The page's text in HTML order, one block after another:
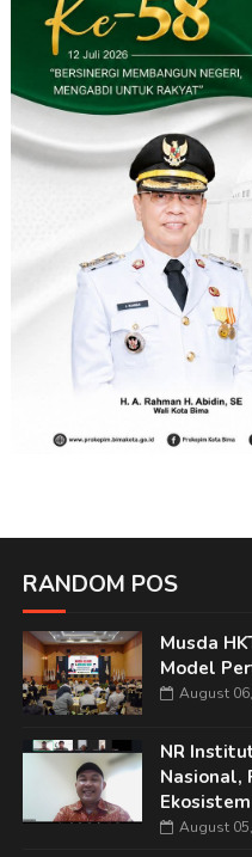
RANDOM POS
Musda
Model
August
NR
Nasional,
August